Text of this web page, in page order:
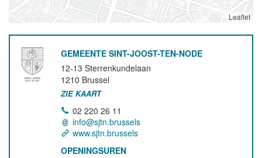
Leaflet
GEMEENTE SINT-JOOST-TEN-NODE
12-13 Sterrenkundelaan
1210 Brussel
ZIE KAART
02 220 26 11
info@sjtn.brussels
www.sjtn.brussels
OPENINGSUREN